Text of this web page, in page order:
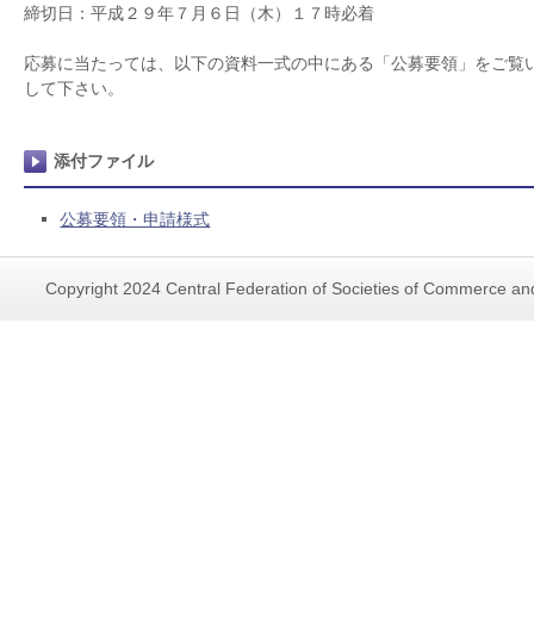
締切日：平成２９年７月６日（木）１７時必着
応募に当たっては、以下の資料一式の中にある「公募要領」をご
して下さい。
添付ファイル
公募要領・申請様式
Copyright 2024 Central Federation of Societies of Commerce